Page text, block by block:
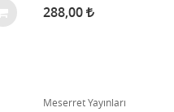
288,00
Meserret Yayınları